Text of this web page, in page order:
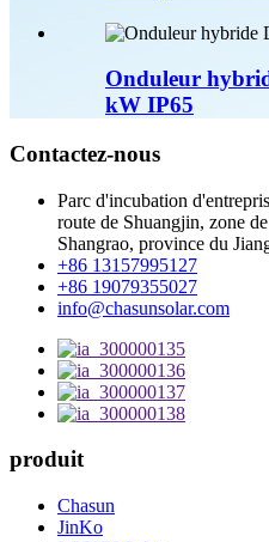
Onduleur
kW IP65
Contactez-nous
Parc d'incubation
route de Shuangjin, zone
Shangrao, province du
+86 13157995127
+86 19079355027
info@chasunsolar.com
produit
Chasun
JinKo